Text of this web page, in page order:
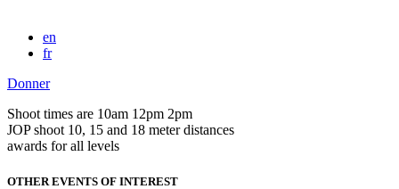
en
fr
Donner
Shoot times are 10am 12pm 2pm
JOP shoot 10, 15 and 18 meter distances
awards for all levels
OTHER EVENTS OF INTEREST